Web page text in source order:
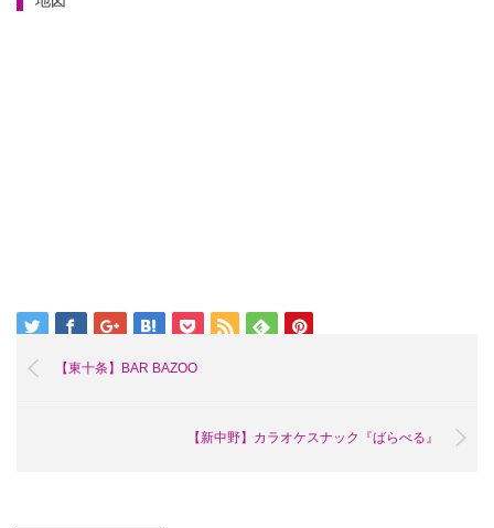
【東十条】BAR BAZOO
【新中野】カラオケスナック『ばらべる』